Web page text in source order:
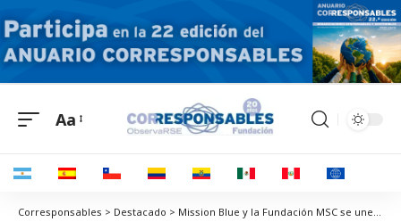
Aa
Corresponsables > Destacado > Mission Blue y la Fundación MSC se unen para promover la conservación marina a través de iniciativas de educación y restauración